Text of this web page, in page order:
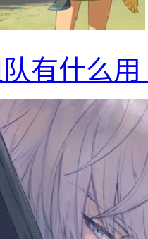
有什么